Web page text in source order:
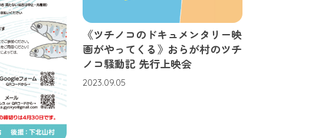
《ツチノコのドキュメンタリー映
画がやってくる》おらが村のツチ
ノコ騒動記 先行上映会
2023.09.05